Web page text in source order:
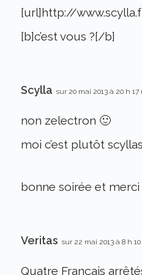
[url]http://
[b]c’est vous ?[/b]
Scylla sur 20 mai 2013 à 20 h 17
non zelectron 🙂
moi c’est plutôt
bonne soirée et
Veritas sur 22 mai 2013 à 8 h
Quatre Français